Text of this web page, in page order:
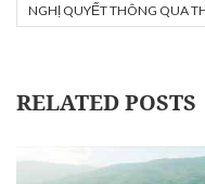
NGHỊ QUYẾT THÔNG QUA
RELATED POSTS